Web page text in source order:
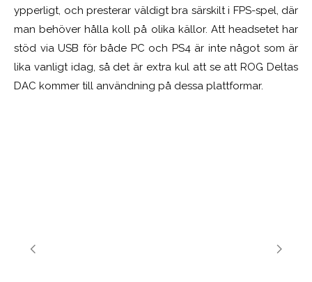
ypperligt, och presterar väldigt bra särskilt i FPS-spel, där
man behöver hålla koll på olika källor. Att headsetet har
stöd via USB för både PC och PS4 är inte något som är
lika vanligt idag, så det är extra kul att se att ROG Deltas
DAC kommer till användning på dessa plattformar.